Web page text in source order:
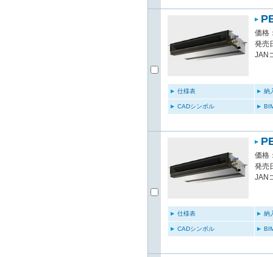
価格
発売
JAN
仕様表 納
CADシンボル
価格
発売
JAN
仕様表 納
CADシンボル